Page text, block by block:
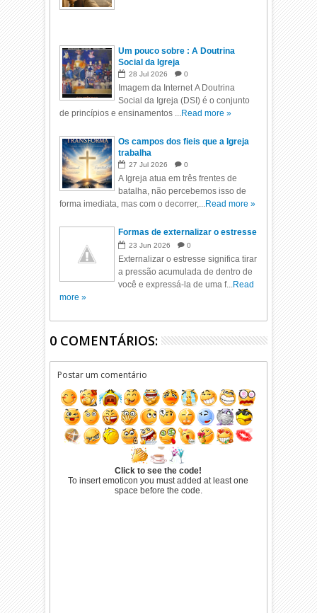
Um pouco sobre : A Doutrina
Social da Igreja
28 Jul 2026 0
Imagem da Internet A Doutrina
Social da Igreja (DSI) é o conjunto
de princípios e ensinamentos ...Read more »
Os campos dos fieis que a Igreja
trabalha
27 Jul 2026 0
A Igreja atua em três frentes de
batalha, não percebemos isso de
forma imediata, mas com o decorrer,...Read more »
Formas de externalizar o estresse
23 Jun 2026 0
Externalizar o estresse significa tirar
a pressão acumulada de dentro de
você e expressá-la de uma f...Read
more »
0 COMENTÁRIOS:
Postar um comentário
Click to see the code!
To insert emoticon you must added at least one
space before the code.